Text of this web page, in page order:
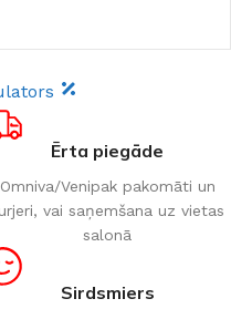
Ērta piegāde
Omniva/Venipak pakomāti un
vai saņemšana uz vietas
salonā
Sirdsmiers